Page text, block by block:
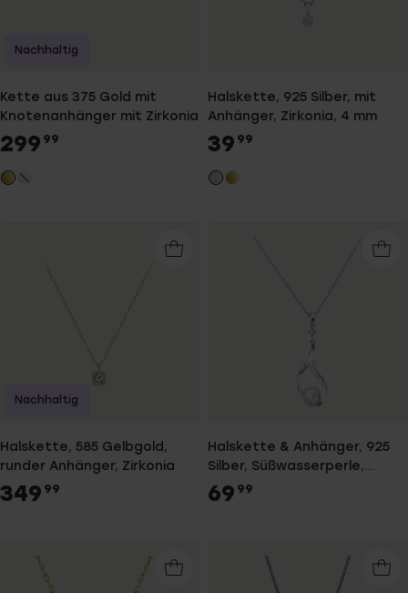
Kette aus 375 Gold mit
Knotenanhänger mit Zirkonia
299 99
Nachhaltig
Halskette, 925 Silber, mit
Anhänger, Zirkonia, 4 mm
39 99
Halskette, 585 Gelbgold,
runder Anhänger, Zirkonia
349 99
Nachhaltig
Halskette & Anhänger, 925
Silber, Süßwasserperle,
Drehoptik
69 99